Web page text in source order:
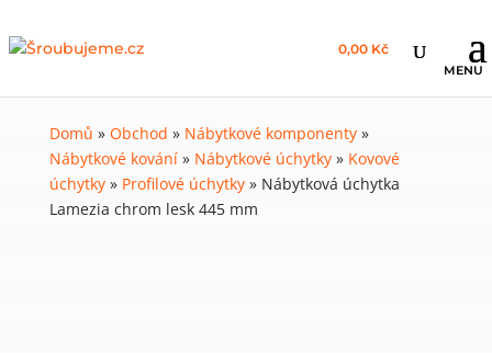
0,00 Kč
Domů » Obchod » Nábytkové komponenty»
Nábytkové kování» Nábytkové úchytky» Kovové
úchytky» Profilové úchytky» Nábytková úchytka
Lamezia chrom lesk 445 mm